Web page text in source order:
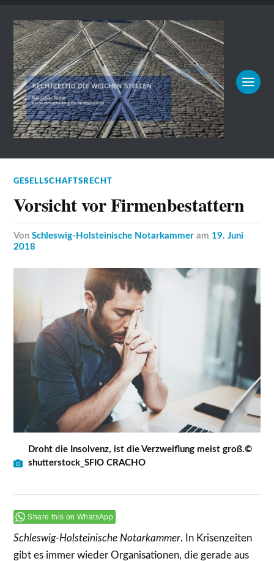
GESELLSCHAFTSRECHT
Vorsicht vor Firmenbestattern
vonSchleswig-Holsteinische Notarkammer am 19. Juni
2018
Droht die Insolvenz, ist die Verzweiflung meist groß.©
shutterstock_SFIO CRACHO
Share this on WhatsApp
Schleswig-Holsteinische Notarkammer. In Krisenzeiten
gibt es immer wieder Organisationen, die gerade aus